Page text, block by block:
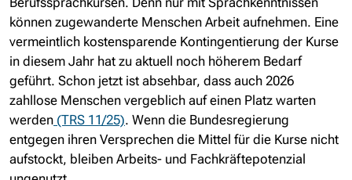
können zugewanderte Menschen Arbeit aufnehmen. Eine
vermeintlich kostensparende Kontingentierung der Kurse
in diesem Jahr hat zu aktuell noch höherem Bedarf
geführt. Schon jetzt ist absehbar, dass auch 2026
zahllose Menschen vergeblich auf einen Platz warten
werden (TRS 11/25). Wenn die Bundesregierung
entgegen ihren Versprechen die Mittel für die Kurse nicht
aufstockt, bleiben Arbeits- und Fachkräftepotenzial